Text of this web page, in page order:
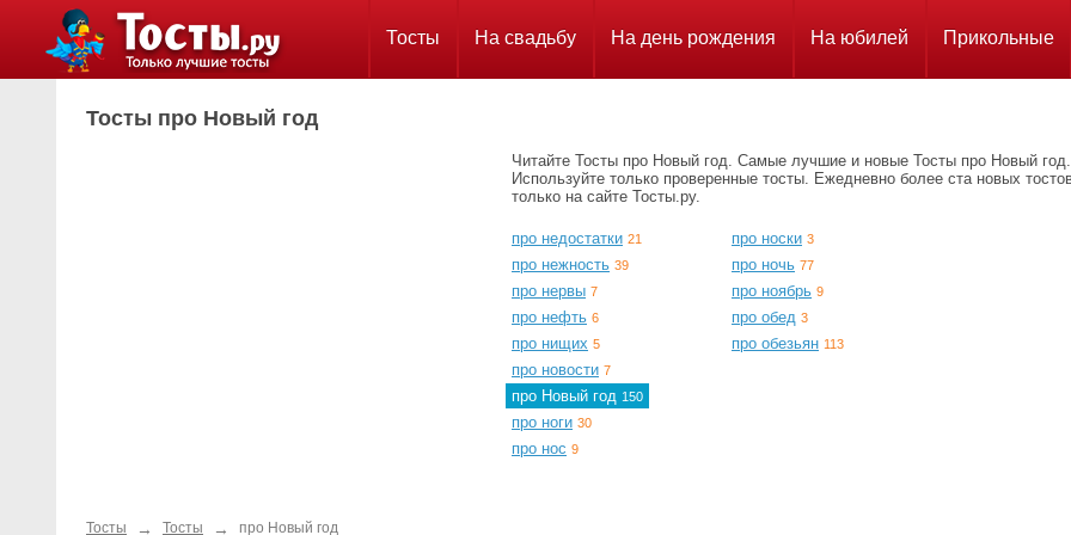
Тосты На свадьбу На день рождения На юбилей Прикольные
Тосты про Новый год
Читайте Тосты про Новый год. Самые лучшие и новые Тосты про Новый год.
Используйте только проверенные тосты. Ежедневно более ста новых
только на сайте Тосты.ру.
про недостатки 21
про нежность 39
про нервы 7
про нефть 6
про нищих 5
про новости 7
про Новый год 150
про ноги 30
про нос 9
про носки 3
про ночь 77
про ноябрь 9
про обед 3
про обезьян 113
Тосты → Тосты → про Новый год